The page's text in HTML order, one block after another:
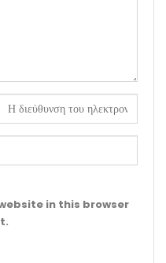
in this browser